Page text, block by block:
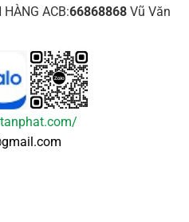
HÀNG ACB:66868868Vũ Văn